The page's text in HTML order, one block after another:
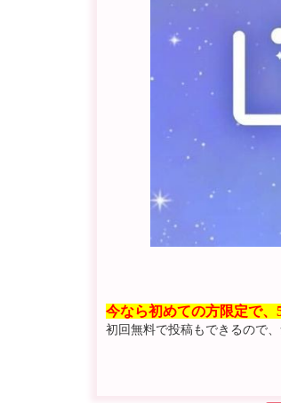
今なら初めての方限定で、
初回無料で投稿もできるので